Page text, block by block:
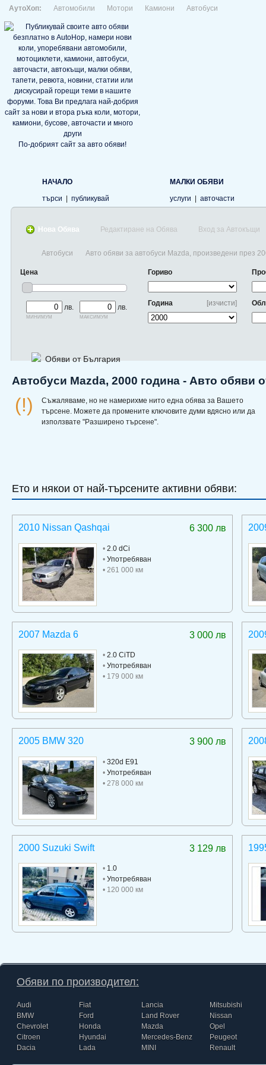
АутоХоп: Автомобили Мотори Камиони Автобуси
По-добрият сайт за авто обяви!
НАЧАЛО
търси
публикувай
МАЛКИ ОБЯВИ
услуги
авточасти
Нова Обява Редактиране на Обява Вход за Автокъщи
Автобуси Авто обяви за автобуси Mazda, произведени през
Цена
лв.
минимум
лв.
максимум
Гориво
[изчисти]
Година
Обяви от България
Автобуси Mazda, 2000 година - Авто обяви
(!)
Съжаляваме, но не намерихме нито една обява за Вашето
търсене. Можете да промените ключовите думи вдясно или да
използвате "Разширено търсене".
Ето и някои от най-търсените активни обяви:
6 300 лв
2010 Nissan Qashqai
• 2.0 dCi
• Употребяван
• 261 000 км
3 000 лв
2007 Mazda 6
• 2.0 CiTD
• Употребяван
• 179 000 км
3 900 лв
2005 BMW 320
• 320d E91
• Употребяван
• 278 000 км
3 129 лв
2000 Suzuki Swift
• 1.0
• Употребяван
• 120 000 км
Обяви по производител:
Audi
BMW
Chevrolet
Citroen
Dacia
Fiat
Ford
Honda
Hyundai
Lada
Lancia
Land Rover
Mazda
Mercedes-Benz
MINI
Mitsubishi
Nissan
Opel
Peugeot
Renault